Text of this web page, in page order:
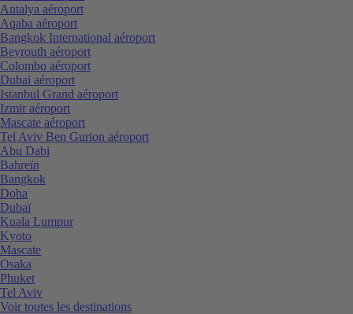
Antalya aéroport
Aqaba aéroport
Bangkok International aéroport
Beyrouth aéroport
Colombo aéroport
Dubai aéroport
Istanbul Grand aéroport
Izmir aéroport
Mascate aéroport
Tel Aviv Ben Gurion aéroport
Abu Dabi
Bahreïn
Bangkok
Doha
Dubaï
Kuala Lumpur
Kyoto
Mascate
Osaka
Phuket
Tel Aviv
Voir toutes les destinations